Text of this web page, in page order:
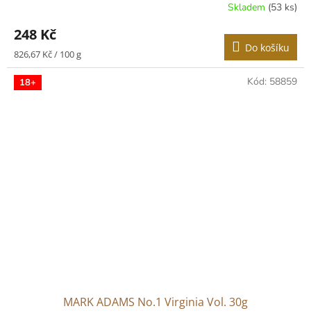
Skladem (53 ks)
248 Kč
Měrná
cena:
826,67 Kč / 100 g Do košíku
18+
MARK ADAMS No.1 Virginia Vol. 30g
Kód: 58859